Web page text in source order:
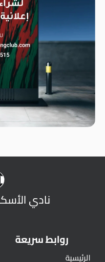
نادي
روابط سريعة
الرئيسية